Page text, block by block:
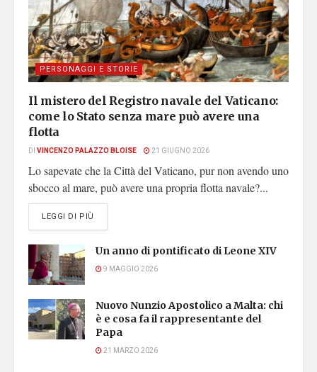
PERSONAGGI E STORIE
Il mistero del Registro navale del Vaticano:
come lo Stato senza mare può avere una
flotta
DI VINCENZO PALAZZO BLOISE 21 GIUGNO 2026
Lo sapevate che la Città del Vaticano, pur non avendo uno
sbocco al mare, può avere una propria flotta navale?...
LEGGI DI PIÙ
Un anno di pontificato di Leone XIV
9 MAGGIO 2026
Nuovo Nunzio Apostolico a Malta: chi
è e cosa fa il rappresentante del
Papa
21 MARZO 2026